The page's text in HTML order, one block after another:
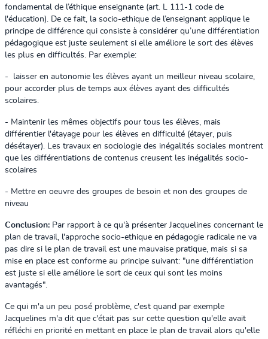
fondamental de l’éthique enseignante (art. L 111-1 code de
l'éducation). De ce fait, la socio-ethique de l’enseignant applique le
principe de différence qui consiste à considérer qu’une différentiation
pédagogique est juste seulement si elle améliore le sort des élèves
les plus en difficultés. Par exemple:
- laisser en autonomie les élèves ayant un meilleur niveau scolaire,
pour accorder plus de temps aux élèves ayant des difficultés
scolaires.
- Maintenir les mêmes objectifs pour tous les élèves, mais
différentier l'étayage pour les élèves en difficulté (étayer, puis
désétayer). Les travaux en sociologie des inégalités sociales montrent
que les différentiations de contenus creusent les inégalités socio-
scolaires
- Mettre en oeuvre des groupes de besoin et non des groupes de
niveau
Conclusion: Par rapport à ce qu'à présenter Jacquelines concernant le
plan de travail, l'approche socio-ethique en pédagogie radicale ne va
pas dire si le plan de travail est une mauvaise pratique, mais si sa
mise en place est conforme au principe suivant: "une différentiation
est juste si elle améliore le sort de ceux qui sont les moins
avantagés".
Ce qui m'a un peu posé problème, c'est quand par exemple
Jacquelines m'a dit que c'était pas sur cette question qu'elle avait
réfléchi en priorité en mettant en place le plan de travail alors qu'elle